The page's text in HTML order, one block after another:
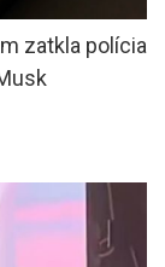
zatkla polícia